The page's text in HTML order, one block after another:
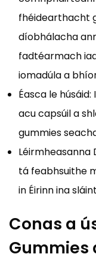
fhéidearthacht
díobhálacha
fadtéarmach
iomadúla a
Éasca le
acu capsúil a
gummies
Léirmheasanna
tá feabhsuithe
in Éirinn ina
Conas a
Gummies